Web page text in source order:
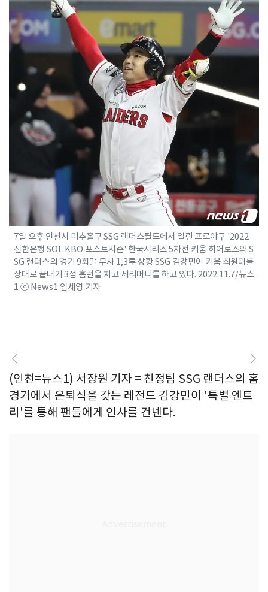
7일 오후 인천시 미추홀구 SSG 랜더스필드에서 열린 프로야구 '2022
신한은행 SOL KBO 포스트시즌' 한국시리즈 5차전 키움 히어로즈와 S
SG 랜더스의 경기 9회말 무사 1,3루 상황 SSG 김강민이 키움 최원태를
상대로 끝내기 3점 홈런을 치고 세리머니를 하고 있다. 2022.11.7/뉴스
1 ⓒ News1 임세영 기자
(인천=뉴스1) 서장원 기자 = 친정팀 SSG 랜더스의 홈
경기에서 은퇴식을 갖는 레전드 김강민이 '특별 엔트
리'를 통해 팬들에게 인사를 건넨다.